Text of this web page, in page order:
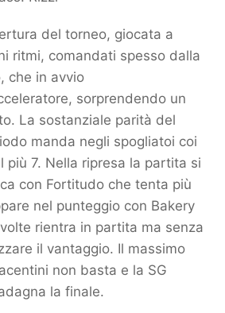
del torneo, giocata a
ritmi, comandati spesso dalla
che in avvio
sorprendendo un
La sostanziale parità del
manda negli spogliatoi coi
più 7. Nella ripresa la partita si
con Fortitudo che tenta più
nel punteggio con Bakery
rientra in partita ma senza
il vantaggio. Il massimo
non basta e la SG
la finale.